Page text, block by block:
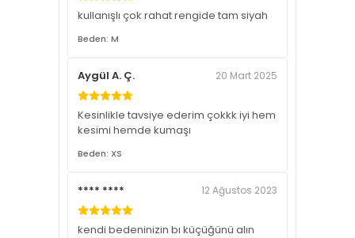
kullanışlı çok rahat rengide tam siyah
Beden: M
Aygül A. Ç. 20 Mart 2025
Kesinlikle tavsiye ederim çokkk iyi hem
kesimi hemde kumaşı
Beden: XS
**** **** 12 Ağustos 2023
kendi bedeninizin bı küçüğünü alın